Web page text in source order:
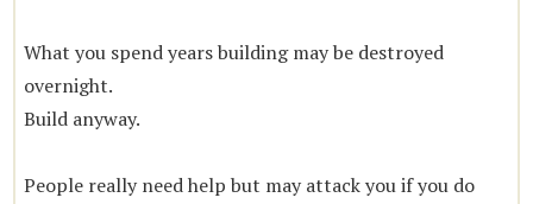
What you spend years building may be destroyed
overnight.
Build anyway.
People really need help but may attack you if you do